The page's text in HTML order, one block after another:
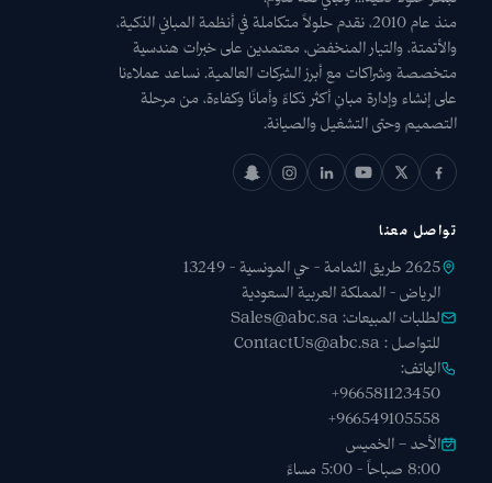
منذ عام 2010، نقدم حلولاً متكاملة في أنظمة المباني الذكية،
والأتمتة، والتيار المنخفض، معتمدين على خبرات هندسية
متخصصة وشراكات مع أبرز الشركات العالمية. نساعد عملاءنا
على إنشاء وإدارة مبانٍ أكثر ذكاءً وأمانًا وكفاءة، من مرحلة
التصميم وحتى التشغيل والصيانة.
تواصل معنا
2625 طريق الثمامة - حي المونسية - 13249
الرياض - المملكة العربية السعودية
لطلبات المبيعات: Sales@abc.sa
للتواصل : ContactUs@abc.sa
الهاتف:
+966581123450
+966549105558
الأحد – الخميس
8:00 صباحاً - 5:00 مساءً